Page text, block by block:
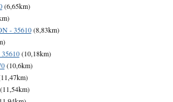
(6,65km)
- 35610(8,83km)
(10,18km)
(10,6km)